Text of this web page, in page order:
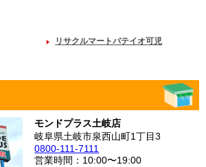
リサクルマートパテイオ可児
モンドプラス土岐店
岐阜県土岐市泉西山町1丁目3
0800-111-7111
営業時間：10:00〜19:00